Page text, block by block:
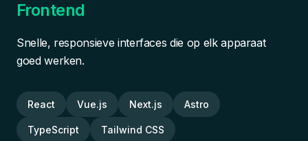
Frontend
Snelle, responsieve interfaces die op elk apparaat
goed werken.
React Vue.js Next.js Astro
TypeScript Tailwind CSS